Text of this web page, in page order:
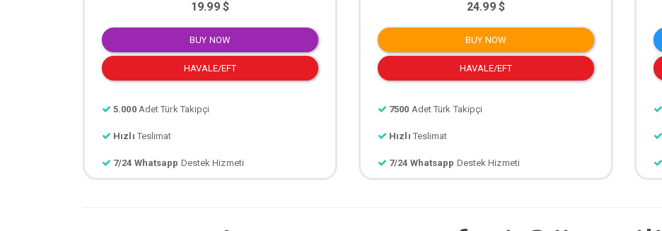
19.99 $
BUY NOW
HAVALE/EFT
5.000 Adet Türk Takipçi
Hızlı Teslimat
7/24 Whatsapp Destek Hizmeti
24.99 $
BUY NOW
HAVALE/EFT
7500 Adet Türk Takipçi
Hızlı Teslimat
7/24 Whatsapp Destek Hizmeti